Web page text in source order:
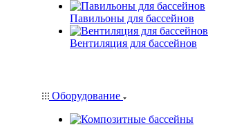
Павильоны для бассейнов
Вентиляция для бассейнов
Оборудование